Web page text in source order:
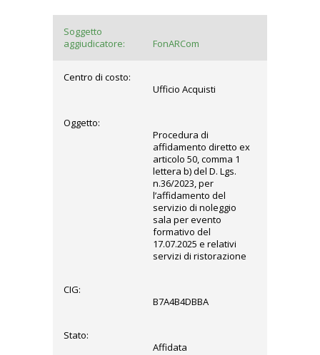
Soggetto
aggiudicatore:
FonARCom
Centro di costo:
Ufficio Acquisti
Oggetto:
Procedura di
affidamento diretto ex
articolo 50, comma 1
lettera b) del D. Lgs.
n.36/2023, per
l’affidamento del
servizio di noleggio
sala per evento
formativo del
17.07.2025 e relativi
servizi di ristorazione
CIG:
B7A4B4DBBA
Stato:
Affidata